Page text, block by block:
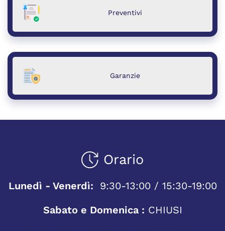
Preventivi
Garanzie
Orario
Lunedì - Venerdì:
9:30-13:00 / 15:30-19:00
Sabato e Domenica : CHIUSI